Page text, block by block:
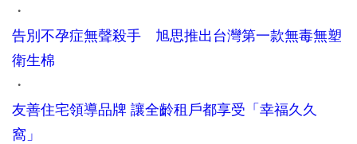
・
告別不孕症無聲殺手 旭思推出台灣第一款無毒無塑
衛生棉
・
友善住宅領導品牌 讓全齡租戶都享受「幸福久久
窩」